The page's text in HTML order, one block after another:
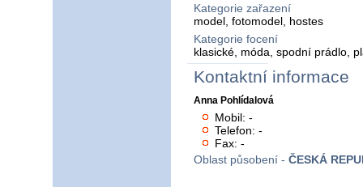
Kategorie zařazení
model, fotomodel, hostes
Kategorie focení
klasické, móda, spodní prádlo,
Kontaktní informace
Anna Pohlídalová
Mobil: -
Telefon: -
Fax: -
Oblast působení - ČESKÁ